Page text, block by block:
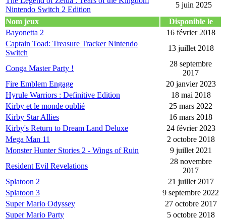
Nintendo Switch 2 Edition
5 juin 2025
Nom jeux
Disponible le
Bayonetta 2
16 février 2018
Captain Toad: Treasure Tracker Nintendo
Switch
13 juillet 2018
Conga Master Party !
28 septembre
2017
Fire Emblem Engage
20 janvier 2023
Hyrule Warriors : Definitive Edition
18 mai 2018
Kirby et le monde oublié
25 mars 2022
Kirby Star Allies
16 mars 2018
Kirby's Return to Dream Land Deluxe
24 février 2023
Mega Man 11
2 octobre 2018
Monster Hunter Stories 2 - Wings of Ruin
9 juillet 2021
Resident Evil Revelations
28 novembre
2017
Splatoon 2
21 juillet 2017
Splatoon 3
9 septembre 2022
Super Mario Odyssey
27 octobre 2017
Super Mario Party
5 octobre 2018